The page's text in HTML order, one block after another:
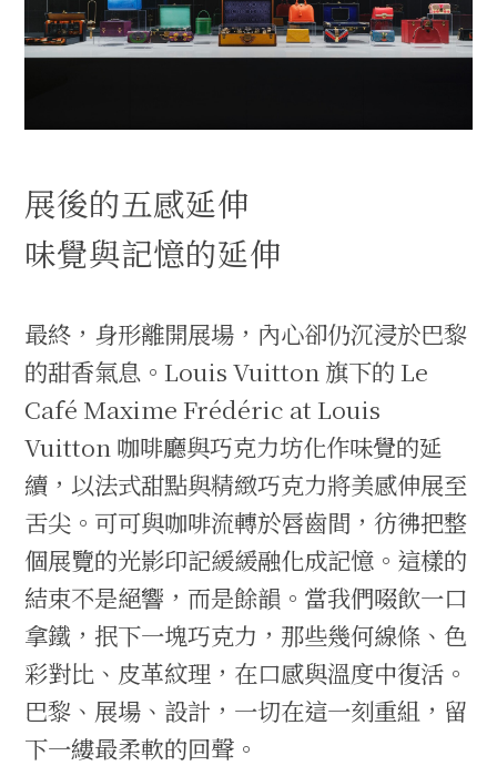
展後的五感延伸
味覺與記憶的延伸
最終，身形離開展場，內心卻仍沉浸於巴黎
的甜香氣息。Louis Vuitton 旗下的 Le
Café Maxime Frédéric at Louis
Vuitton 咖啡廳與巧克力坊化作味覺的延
續，以法式甜點與精緻巧克力將美感伸展至
舌尖。可可與咖啡流轉於唇齒間，彷彿把整
個展覽的光影印記緩緩融化成記憶。這樣的
結束不是絕響，而是餘韻。當我們啜飲一口
拿鐵，抿下一塊巧克力，那些幾何線條、色
彩對比、皮革紋理，在口感與溫度中復活。
巴黎、展場、設計，一切在這一刻重組，留
下一縷最柔軟的回聲。